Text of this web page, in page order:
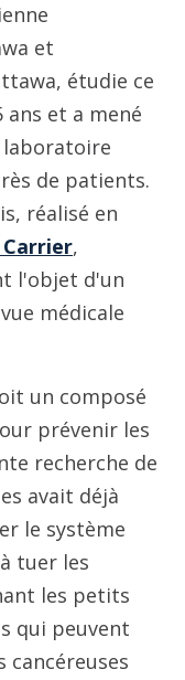
et
étudie ce
ans et a mené
laboratoire
de patients.
réalisé en
,
l'objet d'un
médicale
un composé
prévenir les
recherche de
avait déjà
le système
tuer les
les petits
qui peuvent
cancéreuses